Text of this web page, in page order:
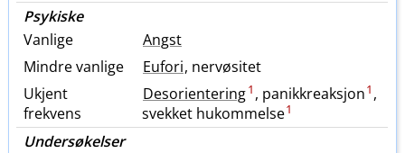
Psykiske
Vanlige
Angst
Mindre vanlige
Eufori, nervøsitet
Ukjent
frekvens
Desorientering1 , panikkreaksjon1 ,
svekket hukommelse1
Undersøkelser